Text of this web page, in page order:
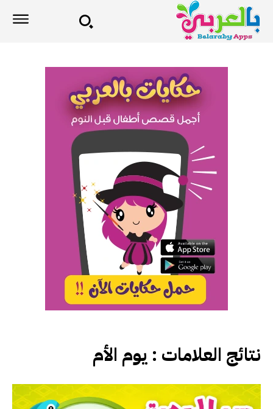
نتائج العلامات : يوم الأم